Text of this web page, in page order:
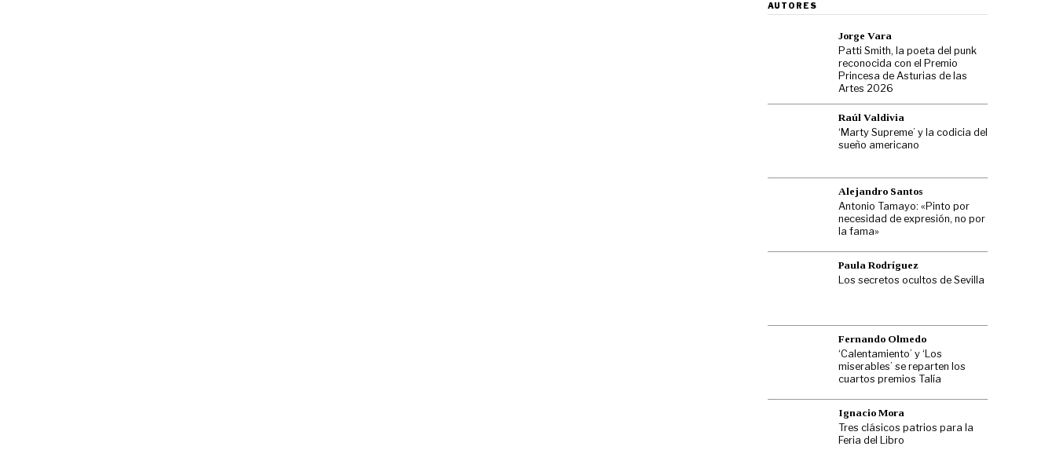
AUTORES
Jorge Vara
Patti Smith, la poeta del punk
reconocida con el Premio
Princesa de Asturias de las
Artes 2026
Raúl Valdivia
‘Marty Supreme’ y la codicia del
sueño americano
Alejandro Santos
Antonio Tamayo: «Pinto por
necesidad de expresión, no por
la fama»
Paula Rodríguez
Los secretos ocultos de Sevilla
Fernando Olmedo
‘Calentamiento’ y ‘Los
miserables’ se reparten los
cuartos premios Talía
Ignacio Mora
Tres clásicos patrios para la
Feria del Libro